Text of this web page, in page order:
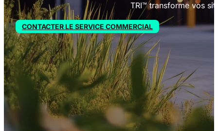
TRI™ transforme vos
CONTACTER LE SERVICE COMMERCIAL